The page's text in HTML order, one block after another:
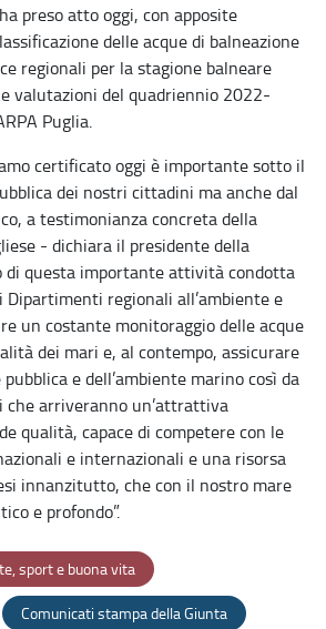
preso atto oggi, con apposite
delle acque di balneazione
regionali per la stagione balneare
valutazioni del quadriennio 2022-
Puglia.
certificato oggi è importante sotto il
dei nostri cittadini ma anche dal
a testimonianza concreta della
- dichiara il presidente della
di questa importante attività condotta
Dipartimenti regionali all’ambiente e
un costante monitoraggio delle acque
dei mari e, al contempo, assicurare
e dell’ambiente marino così da
arriveranno un’attrattiva
qualità, capace di competere con le
e internazionali e una risorsa
innanzitutto, che con il nostro mare
e profondo”.
sport e buona vita
Comunicati stampa della Giunta